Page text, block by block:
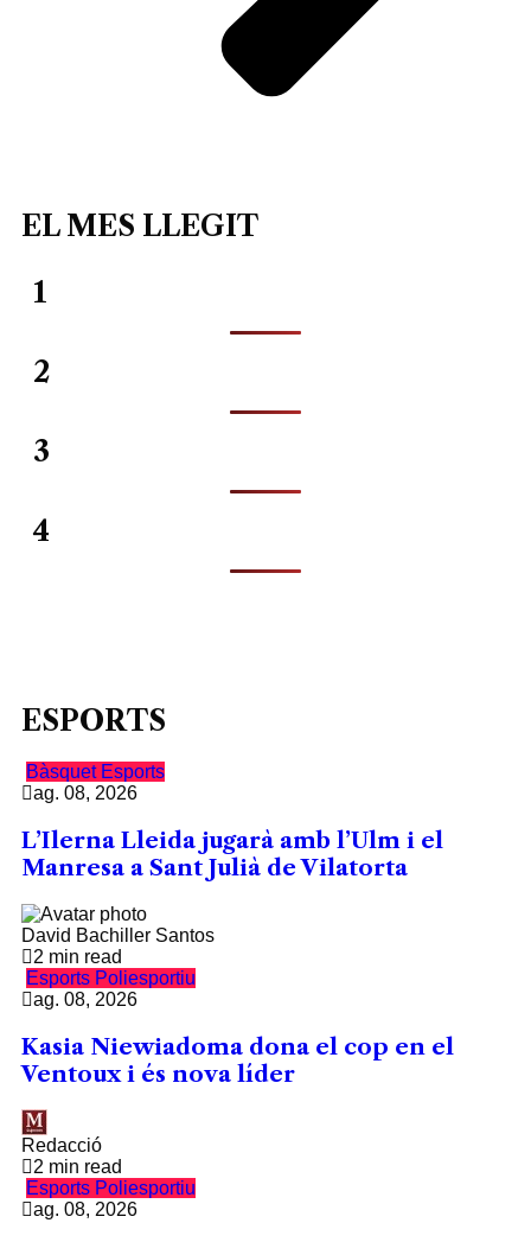
EL MES LLEGIT
1
2
3
4
ESPORTS
Bàsquet Esports
ag. 08, 2026
L’Ilerna Lleida jugarà amb l’Ulm i el
Manresa a Sant Julià de Vilatorta
David Bachiller Santos
2 min read
Esports Poliesportiu
ag. 08, 2026
Kasia Niewiadoma dona el cop en el
Ventoux i és nova líder
Redacció
2 min read
Esports Poliesportiu
ag. 08, 2026